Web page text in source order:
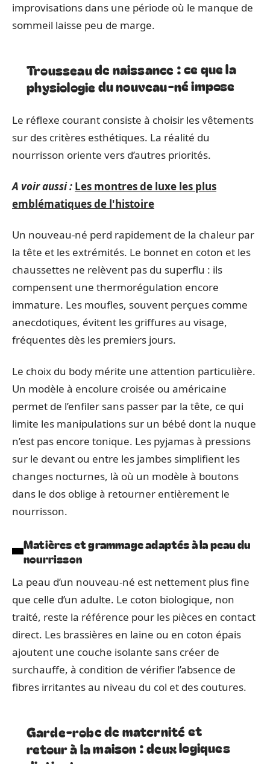
improvisations dans une période où le manque de
sommeil laisse peu de marge.
Trousseau de naissance : ce que la
physiologie du nouveau-né impose
Le réflexe courant consiste à choisir les vêtements
sur des critères esthétiques. La réalité du
nourrisson oriente vers d’autres priorités.
A voir aussi : Les montres de luxe les plus
emblématiques de l'histoire
Un nouveau-né perd rapidement de la chaleur par
la tête et les extrémités. Le bonnet en coton et les
chaussettes ne relèvent pas du superflu : ils
compensent une thermorégulation encore
immature. Les moufles, souvent perçues comme
anecdotiques, évitent les griffures au visage,
fréquentes dès les premiers jours.
Le choix du body mérite une attention particulière.
Un modèle à encolure croisée ou américaine
permet de l’enfiler sans passer par la tête, ce qui
limite les manipulations sur un bébé dont la nuque
n’est pas encore tonique. Les pyjamas à pressions
sur le devant ou entre les jambes simplifient les
changes nocturnes, là où un modèle à boutons
dans le dos oblige à retourner entièrement le
nourrisson.
Matières et grammage adaptés à la peau du
nourrisson
La peau d’un nouveau-né est nettement plus fine
que celle d’un adulte. Le coton biologique, non
traité, reste la référence pour les pièces en contact
direct. Les brassières en laine ou en coton épais
ajoutent une couche isolante sans créer de
surchauffe, à condition de vérifier l’absence de
fibres irritantes au niveau du col et des coutures.
Garde-robe de maternité et
retour à la maison : deux logiques